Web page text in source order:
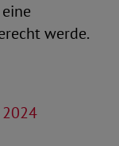
werde.
2024